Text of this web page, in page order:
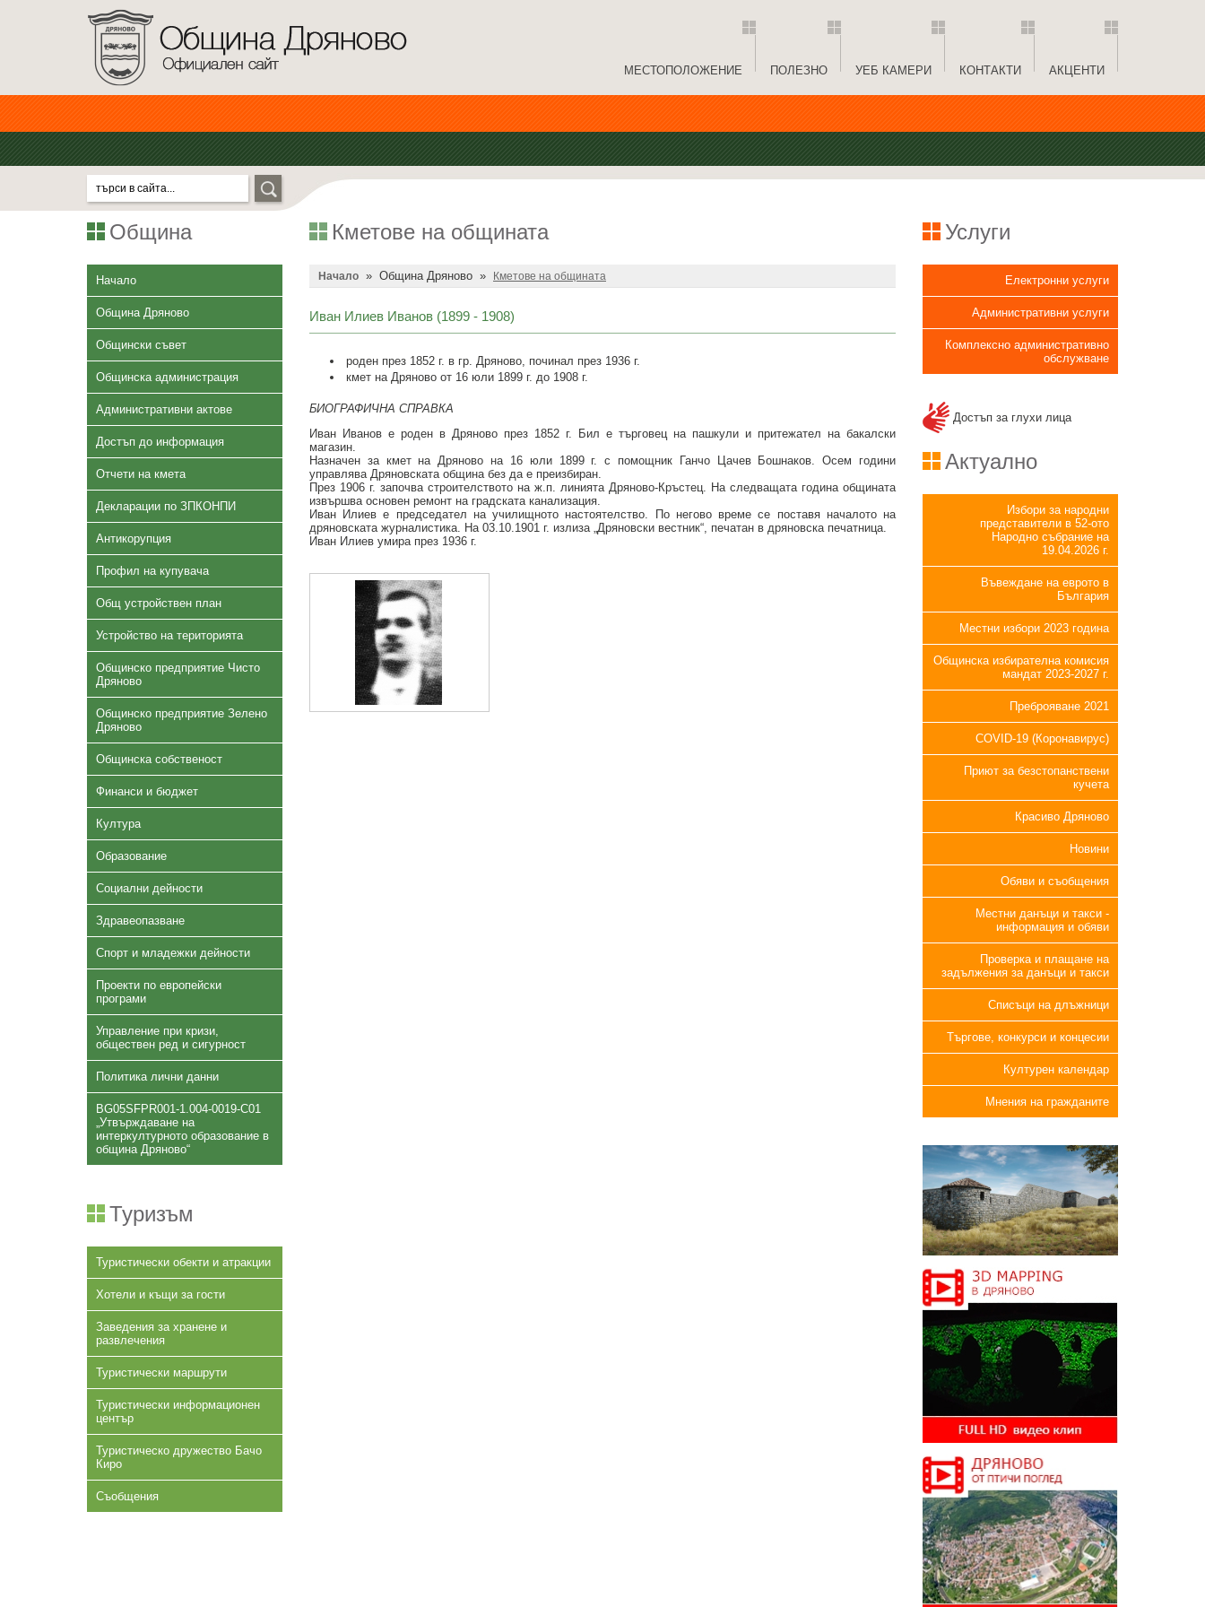
МЕСТОПОЛОЖЕНИЕ ПОЛЕЗНО УЕБ КАМЕРИ КОНТАКТИ АКЦЕНТИ
Община
Начало
Община Дряново
Общински съвет
Общинска администрация
Административни актове
Достъп до информация
Отчети на кмета
Декларации по ЗПКОНПИ
Антикорупция
Профил на купувача
Общ устройствен план
Устройство на територията
Общинско предприятие Чисто
Дряново
Общинско предприятие Зелено
Дряново
Общинска собственост
Финанси и бюджет
Култура
Образование
Социални дейности
Здравеопазване
Спорт и младежки дейности
Проекти по европейски
програми
Управление при кризи,
обществен ред и сигурност
Политика лични данни
BG05SFPR001-1.004-0019-C01
„Утвърждаване на
интеркултурното образование в
община Дряново“
Туризъм
Туристически обекти и атракции
Хотели и къщи за гости
Заведения за хранене и
развлечения
Туристически маршрути
Туристически информационен
център
Туристическо дружество Бачо
Киро
Съобщения
Кметове на общината
Начало » Община Дряново » Кметове на общината
Иван Илиев Иванов (1899 - 1908)
роден през 1852 г. в гр. Дряново, починал през 1936 г.
кмет на Дряново от 16 юли 1899 г. до 1908 г.
БИОГРАФИЧНА СПРАВКА
Иван Иванов е роден в Дряново през 1852 г. Бил е търговец на пашкули и притежател на бакалски
магазин.
Назначен за кмет на Дряново на 16 юли 1899 г. с помощник Ганчо Цачев Бошнаков. Осем години
управлява Дряновската община без да е преизбиран.
През 1906 г. започва строителството на ж.п. линията Дряново-Кръстец. На следващата година общината
извършва основен ремонт на градската канализация.
Иван Илиев е председател на училищното настоятелство. По негово време се поставя началото на
дряновската журналистика. На 03.10.1901 г. излиза „Дряновски вестник“, печатан в дряновска печатница.
Иван Илиев умира през 1936 г.
Услуги
Електронни услуги
Административни услуги
Комплексно административно
обслужване
Достъп за глухи лица
Актуално
Избори за народни
представители в 52-ото
Народно събрание на
19.04.2026 г.
Въвеждане на еврото в
България
Местни избори 2023 година
Общинска избирателна комисия
мандат 2023-2027 г.
Преброяване 2021
COVID-19 (Коронавирус)
Приют за безстопанствени
кучета
Красиво Дряново
Новини
Обяви и съобщения
Местни данъци и такси -
информация и обяви
Проверка и плащане на
задължения за данъци и такси
Списъци на длъжници
Търгове, конкурси и концесии
Културен календар
Мнения на гражданите